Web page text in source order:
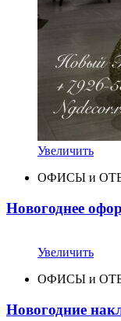
Увеличить
ОФИСЫ и
Новогоднее
Увеличить
ОФИСЫ и
Новогодние